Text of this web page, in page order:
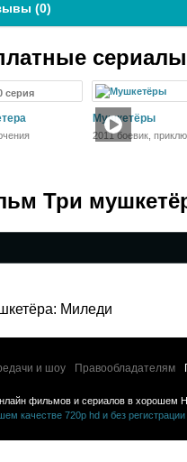
(0)
серия
Мушкетёры
2011 боевик,
Три
Миледи
и шоу Правообладателям
фильмов и сериалов в хорошем
качестве 720p hd и без